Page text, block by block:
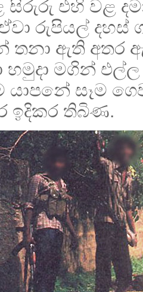
සිරුරු එහි වළ
රුපියල් දහස්
ඇති අතර
හමුදා මගින්
යාපනේ සෑම
ඉදිකර තිබිණ.